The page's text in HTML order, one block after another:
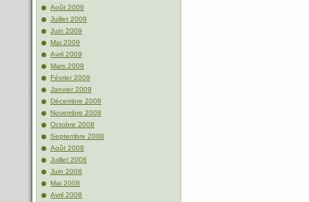
Août 2009
Juillet 2009
Juin 2009
Mai 2009
Avril 2009
Mars 2009
Février 2009
Janvier 2009
Décembre 2008
Novembre 2008
Octobre 2008
Septembre 2008
Août 2008
Juillet 2008
Juin 2008
Mai 2008
Avril 2008